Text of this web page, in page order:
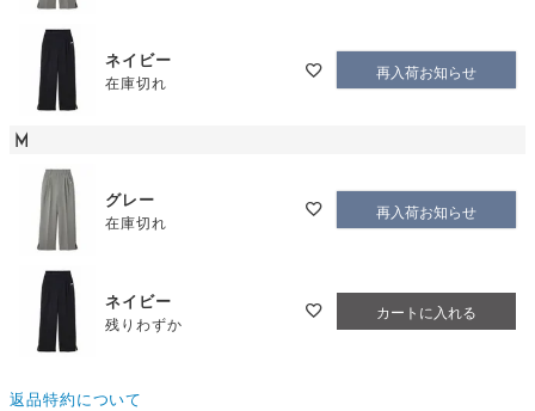
ネイビー
在庫切れ 再入荷お知らせ
M
グレー
在庫切れ 再入荷お知らせ
ネイビー
残りわずか カートに入れる
返品特約について